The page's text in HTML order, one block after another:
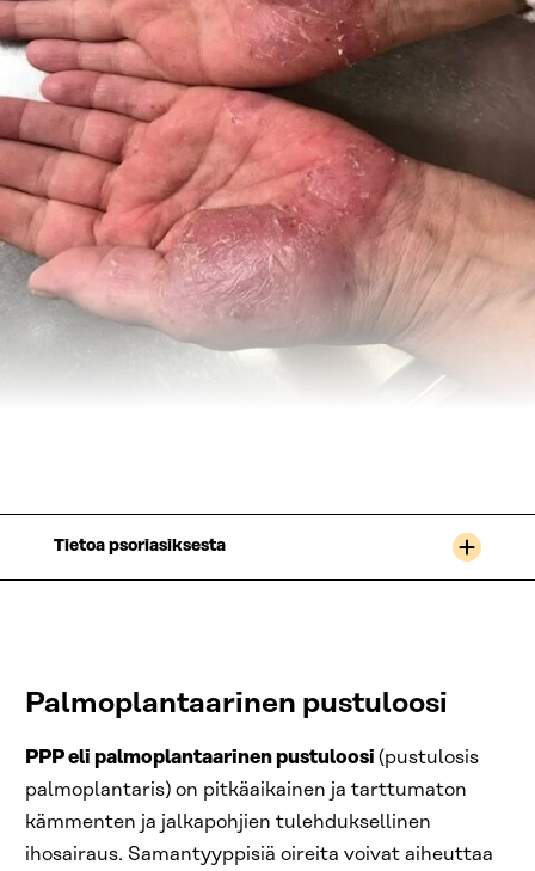
Palmoplantaarinen pustuloosi
PPP eli palmoplantaarinen pustuloosi (pustulosis
palmoplantaris) on pitkäaikainen ja tarttumaton
kämmenten ja jalkapohjien tulehduksellinen
ihosairaus. Samantyyppisiä oireita voivat aiheuttaa
Tietoa psoriasiksesta